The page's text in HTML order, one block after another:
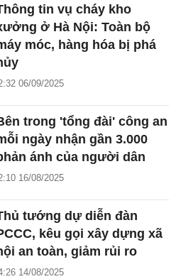
tin vụ cháy kho
ở Hà Nội: Toàn bộ
móc, hàng hóa bị phá
06/09/2025
trong 'tổng đài' công an
ngày nhận gần 3.000
ánh của người dân
16/08/2025
tướng dự diễn đàn
kêu gọi xây dựng xã
an toàn, giảm rủi ro
14/08/2025